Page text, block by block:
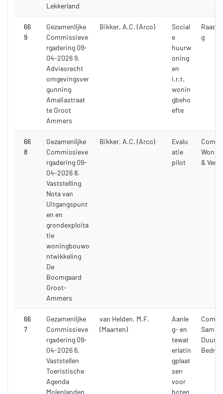
Lekkerland
66
9
Gezamenlijke
Commissieve
rgadering 09-
04-2026 9.
Adviesrecht
omgevingsver
gunning
Amaliastraat
te Groot
Ammers
Bikker, A.C. (Arco)
Social
e
huurw
oning
en
i.r.t.
wonin
gbeho
efte
g
66
8
Gezamenlijke
Commissieve
rgadering 09-
04-2026 8.
Vaststelling
Nota van
Uitgangspunt
en en
grondexploita
tie
woningbouwo
ntwikkeling
De
Boomgaard
Groot-
Ammers
Bikker, A.C. (Arco)
Evalu
atie
pilot
&
66
7
Gezamenlijke
Commissieve
rgadering 09-
04-2026 6.
Vaststellen
Toeristische
Agenda
Molenlanden
van Helden, M.F.
(Maarten)
Aanle
g- en
tewat
erlatin
gplaat
sen
voor
boten